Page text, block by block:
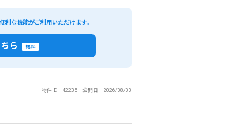
利な機能がご利用いただけます。
ら 無料
物件ID：42235 公開日：2026/08/03
じる